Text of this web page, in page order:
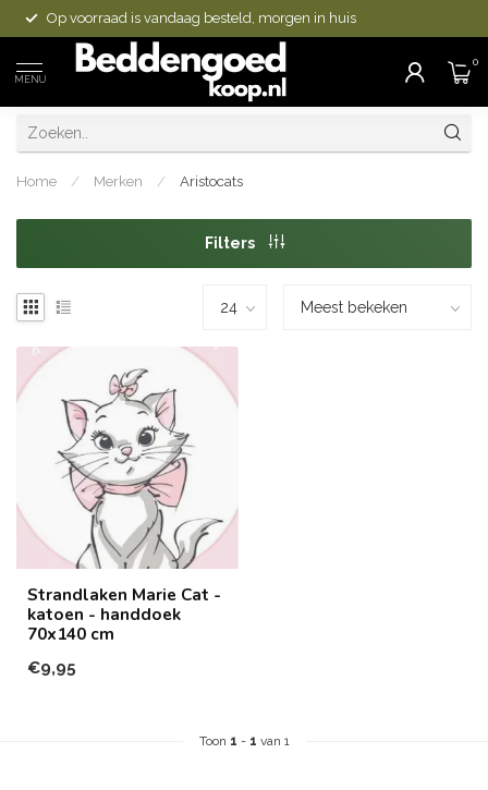
Op voorraad is vandaag besteld, morgen in huis
MENU
0
Home / Merken / Aristocats
Filters
Strandlaken Marie Cat -
katoen - handdoek
70x140 cm
€9,95
Toon 1 - 1 van 1